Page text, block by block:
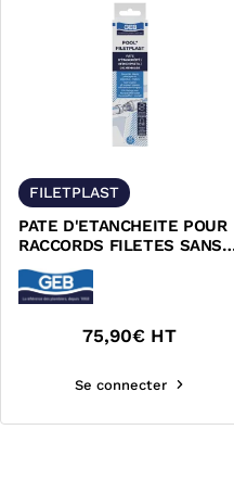
FILETPLAST
PATE D'ETANCHEITE POUR
RACCORDS FILETES SANS
FILASSE POOL
FILETPLAST...
75,90€ HT
Se connecter